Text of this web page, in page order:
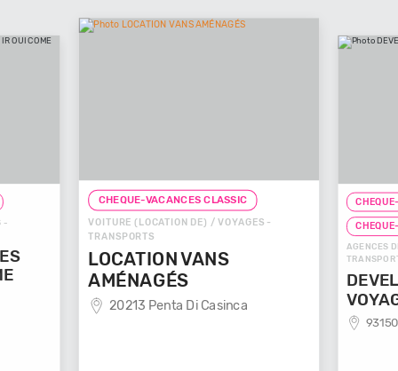
-
CHEQUE-VACANCES CLASSIC
VOITURE (LOCATION DE) / VOYAGES -
TRANSPORTS
LOCATION VANS
AMÉNAGÉS
20213 Penta Di Casinca
AGENCES